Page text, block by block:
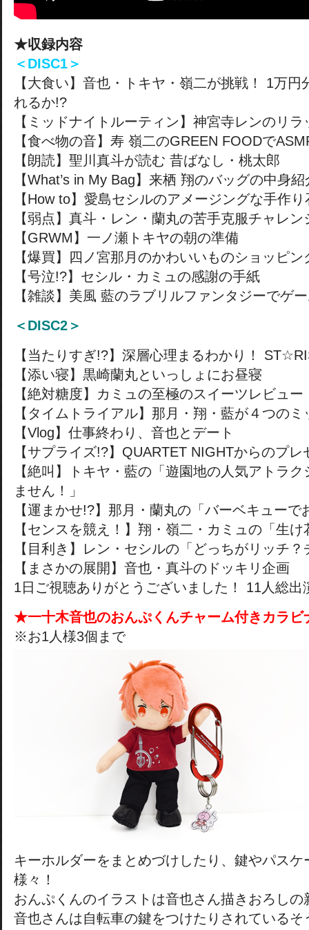
★収録内容
＜DISC1＞
【大食い】音也・トキヤ・嶺二が挑戦！ 1万
れるか!?
【ミッドナイトルーティン】神宮寺レンのリ
【食べ物の音】寿 嶺二のGREEN FOODで
【朗読】聖川真斗が読む 昔ばなし・桃太郎
【What’s in My Bag】来栖 翔のバッグの中身紹
【How to】愛島セシルのアメージングな手作り
【弱点】真斗・レン・蘭丸の苦手克服チャレン
【GRWM】一ノ瀬トキヤの朝の準備
【爆買】四ノ宮那月のかわいいものショッピン
【号泣!?】セシル・カミュの感謝の手紙
【雑談】美風 藍のラブリルファンタジーでゲ
＜DISC2＞
【当たりすぎ!?】深層心理まるわかり！
【添い寝】黒崎蘭丸といっしょにお昼寝
【絶対糖度】カミュの至極のスイーツレビュー
【タイムトライアル】那月・翔・藍が４つの
【Vlog】仕事終わり、音也とデート
【サプライズ!?】QUARTET NIGHTからのプ
【絶叫】トキヤ・藍の「遊園地の人気アトラ
ません！」
【運まかせ!?】那月・蘭丸の「バーベキューで
【センスを競え！】翔・嶺二・カミュの「生
【目利き】レン・セシルの「どっちがリッチ
【まさかの展開】音也・真斗のドッキリ企画
1日ご視聴ありがとうございました！ 11人総出
★一十木音也のおんぷくんチャーム付きカラビ
※お1人様3個まで
キーホルダーをまとめづけしたり、鍵やパス
様々！
おんぷくんのイラストは音也さん描きおろしの
音也さんは自転車の鍵をつけたりされているそ